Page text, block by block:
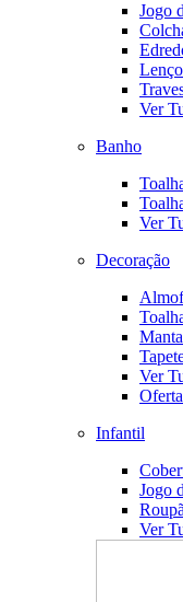
Jogo
Ver
Banho
Ver
Decoração
Ver
Infantil
Jogo
Ver